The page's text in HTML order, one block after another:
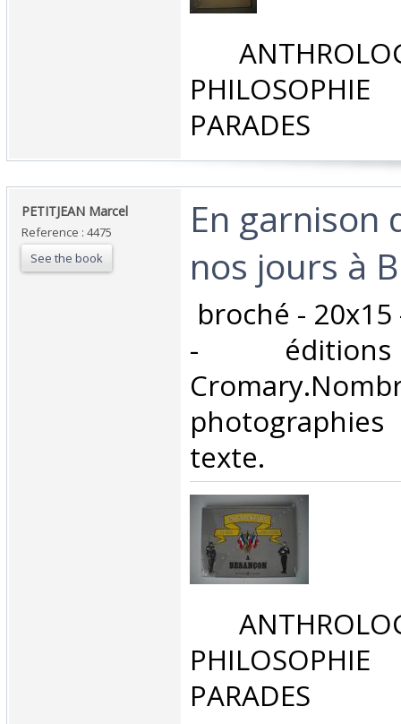
PHILOSOPHIE
PARADES‎
‎PETITJEAN Marcel‎
Reference : 4475
See the book
‎En garnison
nos jours à
broché -
- éditions
texte.‎
PHILOSOPHIE
PARADES‎